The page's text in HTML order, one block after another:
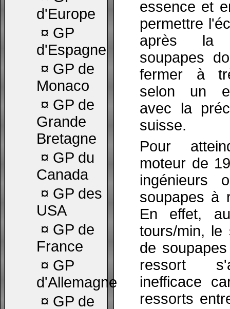
d'Europe
¤ GP
d'Espagne
¤ GP de
Monaco
¤ GP de
Grande
Bretagne
¤ GP du
Canada
¤ GP des
USA
¤ GP de
France
¤ GP
d'Allemagne
¤ GP de
essence et
permettre
après la
soupapes
fermer à
selon un
avec la
suisse.
Pour
moteur de
ingénieurs
soupapes à
En effet,
tours/min, le
de
ressort
inefficace
ressorts